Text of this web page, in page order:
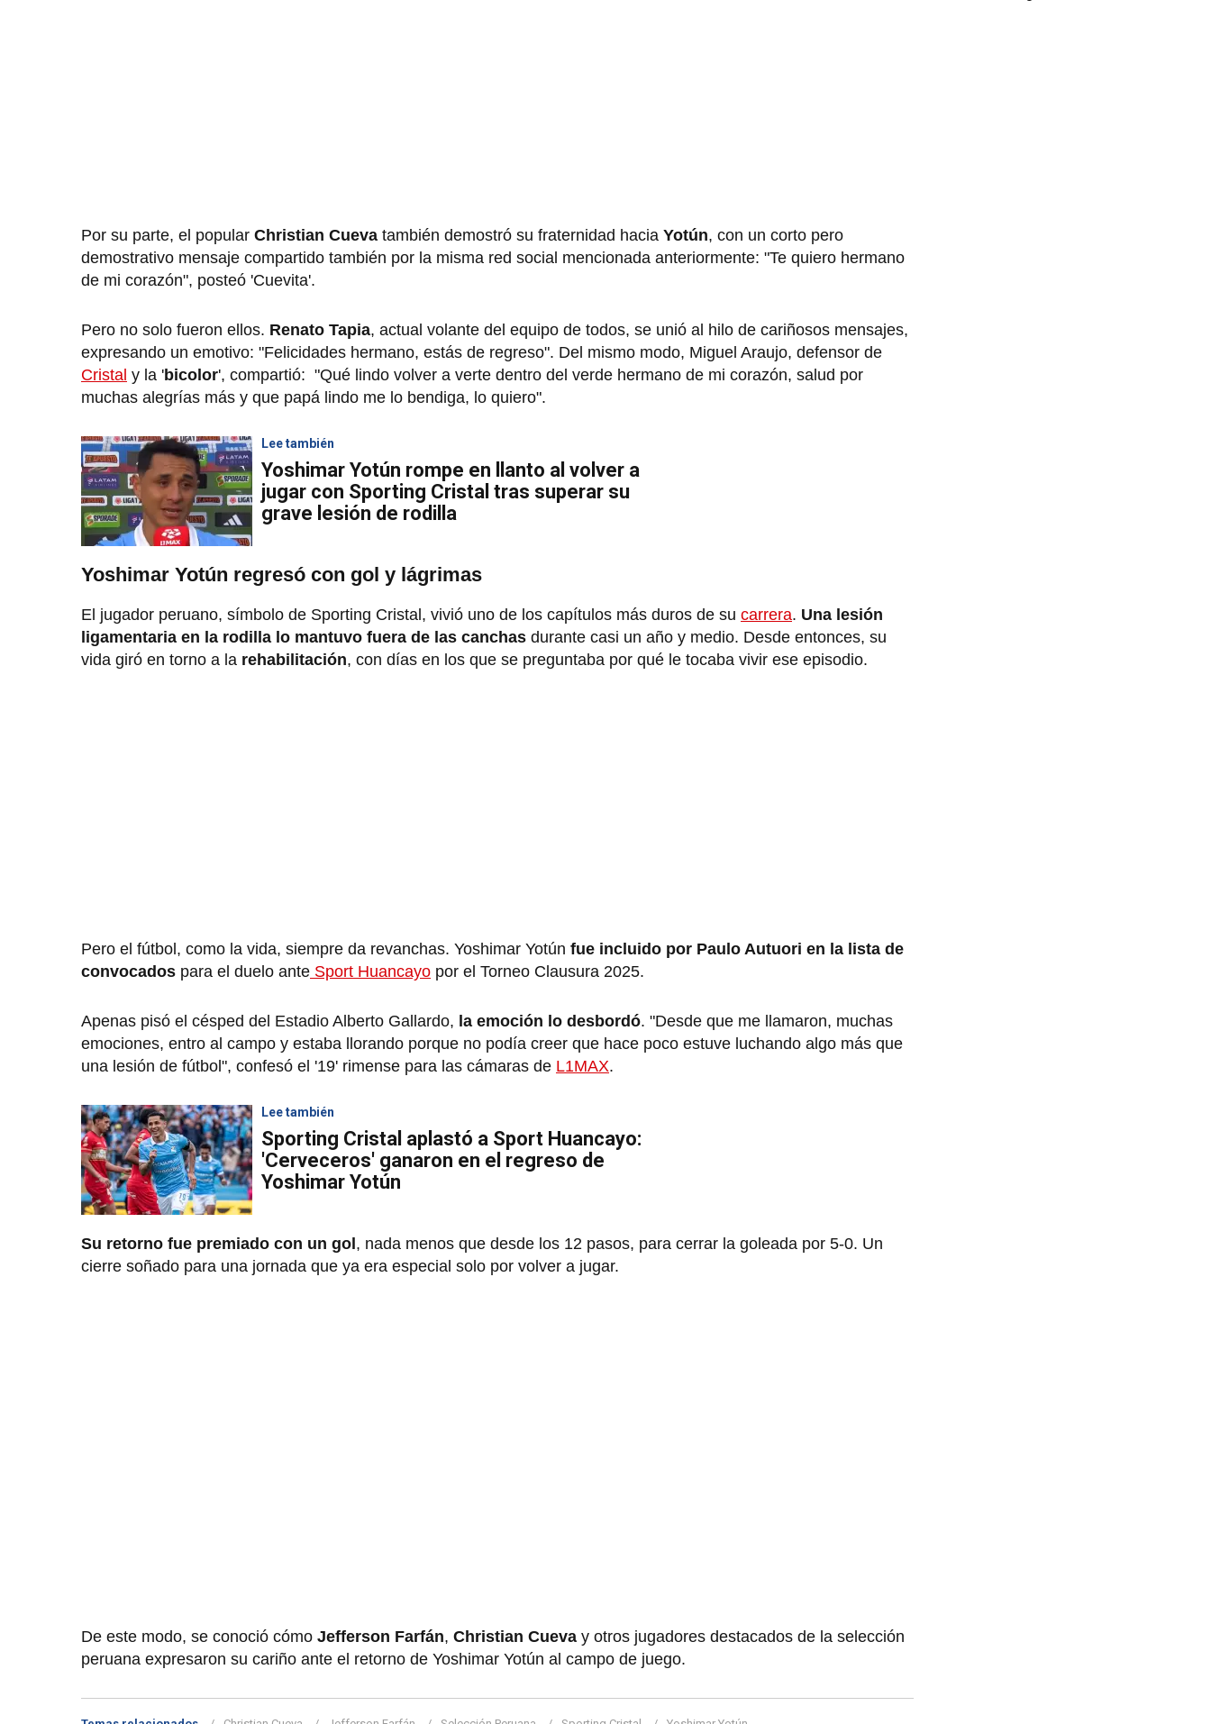
Por su parte, el popular Christian Cueva también demostró su fraternidad hacia Yotún, con un corto pero
demostrativo mensaje compartido también por la misma red social mencionada anteriormente: "Te quiero hermano
de mi corazón", posteó 'Cuevita'.
Pero no solo fueron ellos. Renato Tapia, actual volante del equipo de todos, se unió al hilo de cariñosos mensajes,
expresando un emotivo: "Felicidades hermano, estás de regreso". Del mismo modo, Miguel Araujo, defensor de
Cristal y la 'bicolor', compartió: "Qué lindo volver a verte dentro del verde hermano de mi corazón, salud por
muchas alegrías más y que papá lindo me lo bendiga, lo quiero".
Lee también
Yoshimar Yotún rompe en llanto al volver a
jugar con Sporting Cristal tras superar su
grave lesión de rodilla
Yoshimar Yotún regresó con gol y lágrimas
El jugador peruano, símbolo de Sporting Cristal, vivió uno de los capítulos más duros de su carrera. Una lesión
ligamentaria en la rodilla lo mantuvo fuera de las canchas durante casi un año y medio. Desde entonces, su
vida giró en torno a la rehabilitación, con días en los que se preguntaba por qué le tocaba vivir ese episodio.
Pero el fútbol, como la vida, siempre da revanchas. Yoshimar Yotún fue incluido por Paulo Autuori en la lista de
convocados para el duelo ante Sport Huancayo por el Torneo Clausura 2025.
Apenas pisó el césped del Estadio Alberto Gallardo, la emoción lo desbordó. "Desde que me llamaron, muchas
emociones, entro al campo y estaba llorando porque no podía creer que hace poco estuve luchando algo más que
una lesión de fútbol", confesó el '19' rimense para las cámaras de L1MAX.
Lee también
Sporting Cristal aplastó a Sport Huancayo:
'Cerveceros' ganaron en el regreso de
Yoshimar Yotún
Su retorno fue premiado con un gol , nada menos que desde los 12 pasos, para cerrar la goleada por 5-0. Un
cierre soñado para una jornada que ya era especial solo por volver a jugar.
De este modo, se conoció cómo Jefferson Farfán, Christian Cueva y otros jugadores destacados de la selección
peruana expresaron su cariño ante el retorno de Yoshimar Yotún al campo de juego.